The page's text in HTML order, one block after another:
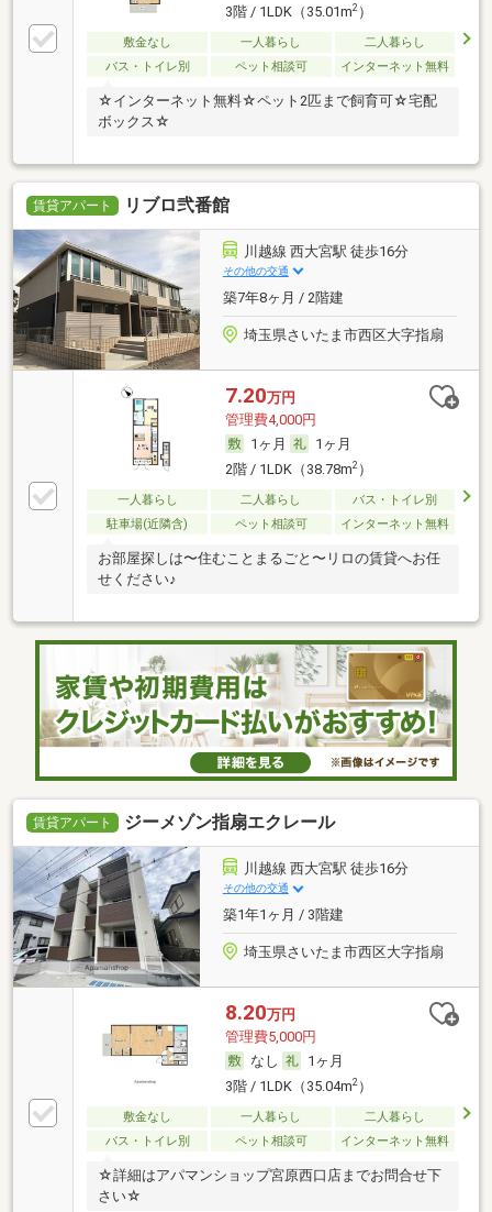
3階 / 1LDK（35.01m2）
敷金なし 一人暮らし
二人暮らし
バス・トイレ別
ペット相談可 インターネット無料
☆インターネット無料☆ペット2匹まで飼育可☆宅配
ボックス☆
賃貸アパート リブロ弐番館
川越線 西大宮駅 徒歩16分
その他の交通
築7年8ヶ月 / 2階建
埼玉県さいたま市西区大字指扇
7.20万円
管理費4,000円
1ヶ月
1ヶ月
2階 / 1LDK（38.78m2）
一人暮らし 二人暮らし
バス・トイレ別
駐車場(近隣含)
ペット相談可 インターネット無料
お部屋探しは〜住むことまるごと〜リロの賃貸へお任
せください♪
賃貸アパート ジーメゾン指扇エクレール
川越線 西大宮駅 徒歩16分
その他の交通
築1年1ヶ月 / 3階建
埼玉県さいたま市西区大字指扇
8.20万円
管理費5,000円
なし
1ヶ月
3階 / 1LDK（35.04m2）
敷金なし 一人暮らし
二人暮らし
バス・トイレ別
ペット相談可 インターネット無料
☆詳細はアパマンショップ宮原西口店までお問合せ下
さい☆